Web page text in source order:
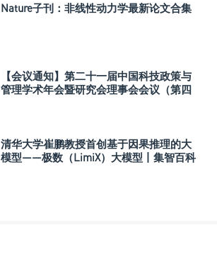
Nature子刊：非线性动力学最新论文合集
【会议通知】第二十一届中国科技政策与
管理学术年会暨研究会理事会会议（第四
清华大学崔鹏教授首创基于因果推理的大
模型——极数（LimiX）大模型丨集智百科